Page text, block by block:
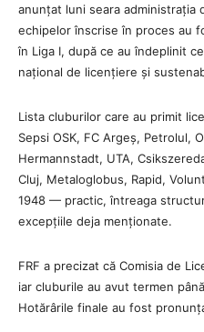
anunțat luni seara administrația
echipelor înscrise în proces au
în Liga I, după ce au îndeplinit
național de licențiere și
Lista cluburilor care au primit
Sepsi OSK, FC Argeș, Petrolul,
Hermannstadt, UTA,
Cluj, Metaloglobus, Rapid,
1948 — practic, întreaga
excepțiile deja menționate.
FRF a precizat că Comisia de
iar cluburile au avut termen
Hotărârile finale au fost